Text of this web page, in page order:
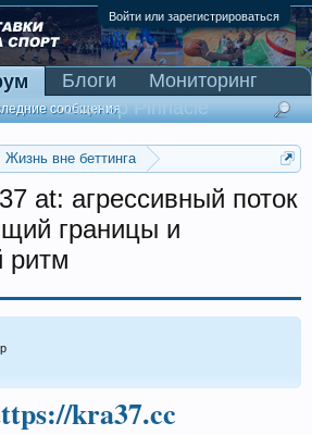
Войти или зарегистрироваться
Жизнь вне беттинга
at: агрессивный поток
границы и
ритм
kra37.cc
сообщения
Блоги
Мониторинг
Сканер Pinnacle